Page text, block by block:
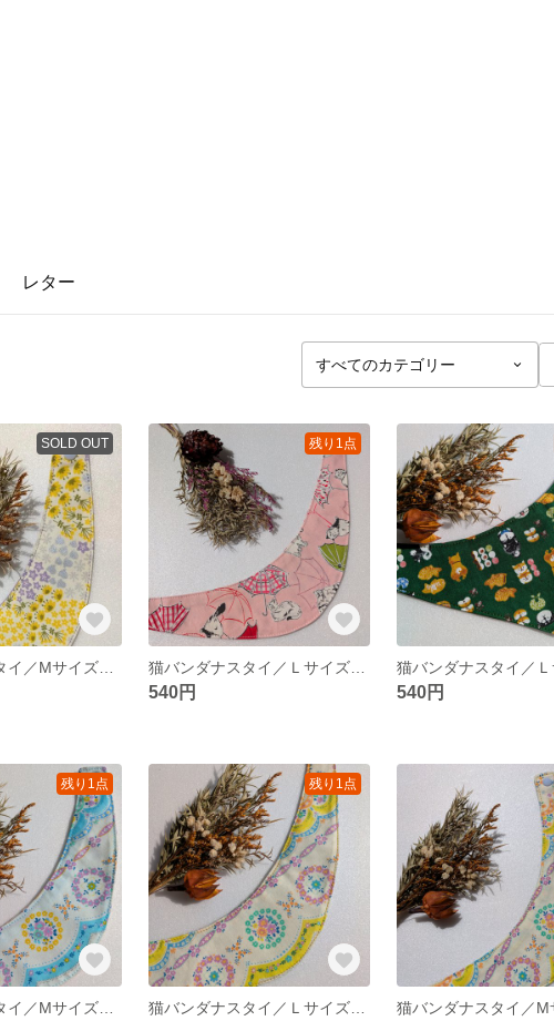
レター
SOLD OUT
猫バンダナスタイ／Mサイズ／ラウンド／小花・しゃぼん
残り1点
猫バンダナスタイ／Ｌサイズ／ラウンド／傘・ハート
540円 540円
残り1点
猫バンダナスタイ／Mサイズ／ラウンド／水色フラワー・紫バラ
残り1点
猫バンダナスタイ／Ｌサイズ／ラウンド／黄フラワー・緑チューリップ